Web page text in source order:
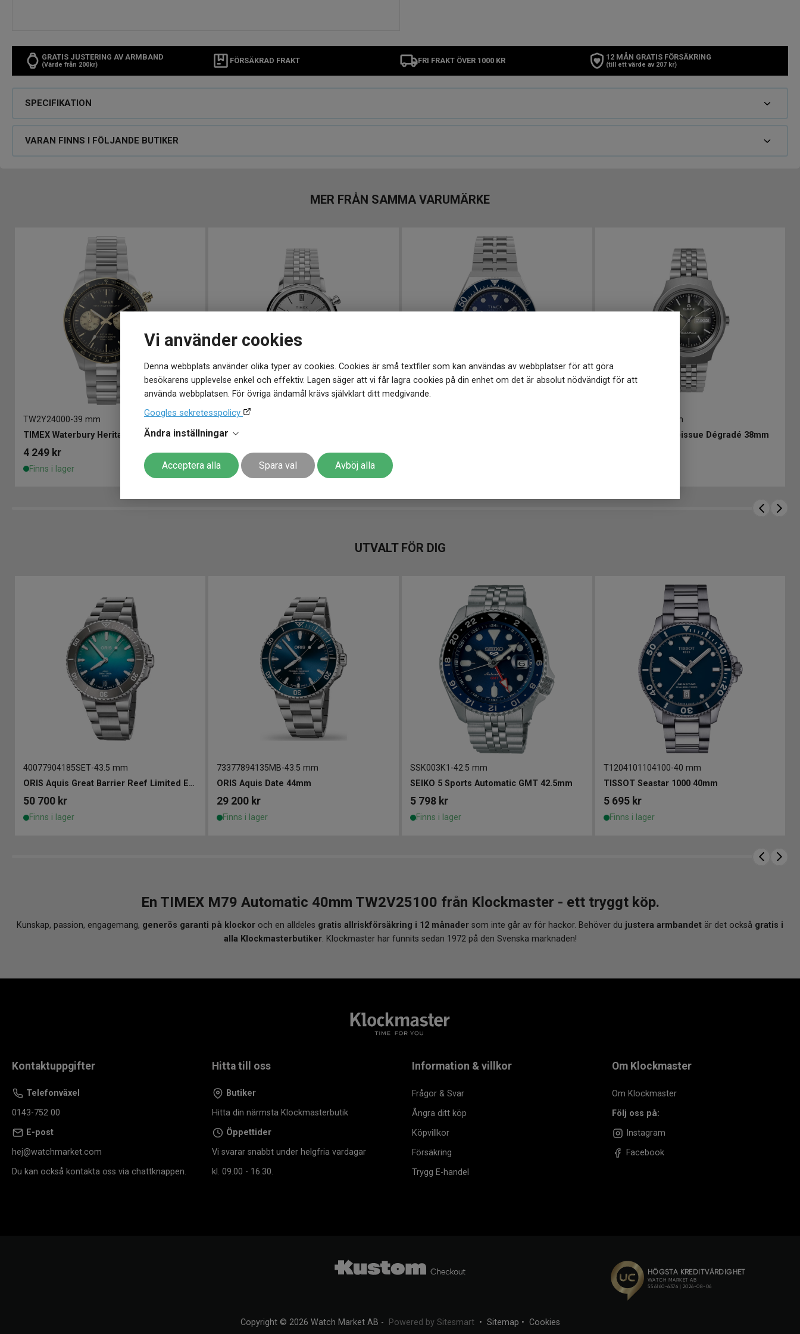
Vi använder cookies
Denna webbplats använder olika typer av cookies. Cookies är små textfiler som kan användas av webbplatser för att göra
besökarens upplevelse enkel och effektiv. Lagen säger att vi får lagra cookies på din enhet om det är absolut nödvändigt för att
använda webbplatsen. För övriga ändamål krävs självklart ditt medgivande.
Googles sekretesspolicy
Ändra inställningar
Acceptera alla Spara val Avböj alla
GRATIS JUSTERING AV ARMBAND
(Värde från 200kr) FÖRSÄKRAD FRAKT FRI FRAKT ÖVER 1000 KR 12 MÅN GRATIS FÖRSÄKRING
(till ett värde av 207 kr)
SPECIFIKATION
VARAN FINNS I FÖLJANDE BUTIKER
MER FRÅN SAMMA VARUMÄRKE
TW2Y24000-39 mm
TIMEX Waterbury Heritage Chronograph 39mm
4 249 kr
Finns i lager
TW2W10400
2 649 kr
Finns i lager
38 mm
TIMEX Q Timex Reissue Dégradé 38mm
UTVALT FÖR DIG
40077904185SET-43.5 mm
ORIS Aquis Great Barrier Reef Limited Edition IV 44mm
50 700 kr
Finns i lager
73377894135MB-43.5 mm
ORIS Aquis Date 44mm
29 200 kr
Finns i lager
SSK003K1 -42.5 mm
SEIKO 5 Sports Automatic GMT 42.5mm
5 798 kr
Finns i lager
T1204101104100-40 mm
TISSOT Seastar 1000 40mm
5 695 kr
Finns i lager
En TIMEX M79 Automatic 40mm TW2V25100 från Klockmaster - ett tryggt köp.
Kunskap, passion, engagemang, generös garanti på klockor och en alldeles gratis allriskförsäkring i 12 månader som inte går av för hackor. Behöver du justera armbandet är det också gratis i
alla Klockmasterbutiker. Klockmaster har funnits sedan 1972 på den Svenska marknaden!
Kontaktuppgifter
Telefonväxel
0143-752 00
E-post
hej@watchmarket.com
Du kan också kontakta oss via chattknappen.
Hitta till oss
Butiker
Hitta din närmsta Klockmasterbutik
Öppettider
Vi svarar snabbt under helgfria vardagar
kl. 09.00 - 16.30.
Information & villkor
Frågor & Svar
Ångra ditt köp
Köpvillkor
Försäkring
Trygg E-handel
Om Klockmaster
Om Klockmaster
Följ oss på:
Instagram
Facebook
Copyright © 2026 Watch Market AB - Powered by Sitesmart• Sitemap • Cookies